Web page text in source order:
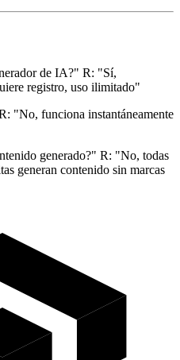
de IA?" R: "Sí,
registro, uso ilimitado"
"No, funciona instantáneamente
generado?" R: "No, todas
generan contenido sin marcas